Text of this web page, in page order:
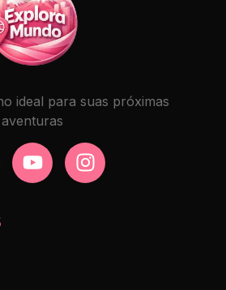
ideal para suas próximas
aventuras